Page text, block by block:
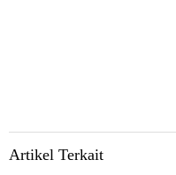
Artikel Terkait